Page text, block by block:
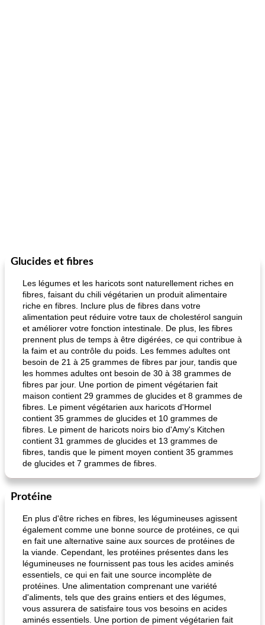
Glucides et fibres
Les légumes et les haricots sont naturellement riches en
fibres, faisant du chili végétarien un produit alimentaire
riche en fibres. Inclure plus de fibres dans votre
alimentation peut réduire votre taux de cholestérol sanguin
et améliorer votre fonction intestinale. De plus, les fibres
prennent plus de temps à être digérées, ce qui contribue à
la faim et au contrôle du poids. Les femmes adultes ont
besoin de 21 à 25 grammes de fibres par jour, tandis que
les hommes adultes ont besoin de 30 à 38 grammes de
fibres par jour. Une portion de piment végétarien fait
maison contient 29 grammes de glucides et 8 grammes de
fibres. Le piment végétarien aux haricots d'Hormel
contient 35 grammes de glucides et 10 grammes de
fibres. Le piment de haricots noirs bio d'Amy's Kitchen
contient 31 grammes de glucides et 13 grammes de
fibres, tandis que le piment moyen contient 35 grammes
de glucides et 7 grammes de fibres.
Protéine
En plus d'être riches en fibres, les légumineuses agissent
également comme une bonne source de protéines, ce qui
en fait une alternative saine aux sources de protéines de
la viande. Cependant, les protéines présentes dans les
légumineuses ne fournissent pas tous les acides aminés
essentiels, ce qui en fait une source incomplète de
protéines. Une alimentation comprenant une variété
d'aliments, tels que des grains entiers et des légumes,
vous assurera de satisfaire tous vos besoins en acides
aminés essentiels. Une portion de piment végétarien fait